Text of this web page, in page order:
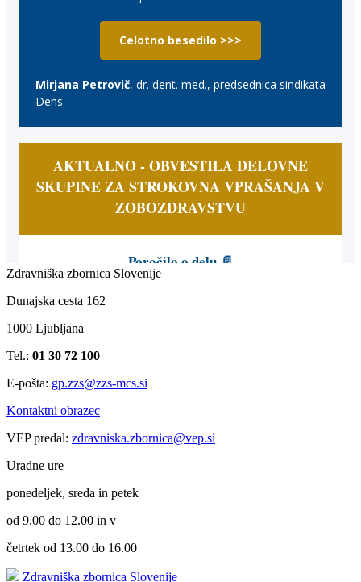
Zdravniška zbornica Slovenije
Dunajska cesta 162
1000 Ljubljana
Tel.: 01 30 72 100
E-pošta: gp.zzs@zzs-mcs.si
Kontaktni obrazec
VEP predal: zdravniska.zbornica@vep.si
Uradne ure
ponedeljek, sreda in petek
od 9.00 do 12.00 in v
četrtek od 13.00 do 16.00
Zdravniška zbornica Slovenije